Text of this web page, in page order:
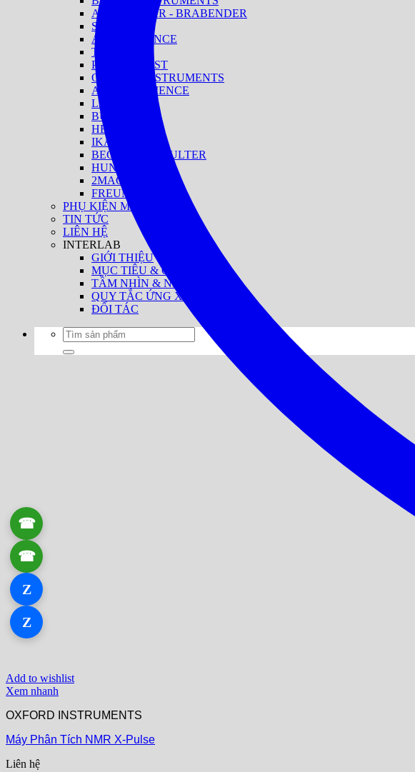
ANTON PAAR - BRABENDER
SIGHTLINE
AMS ALLIANCE
THERMO
PHARMATEST
OXFORD INSTRUMENTS
AVIDITY SCIENCE
LANDTEK
BURGHART
HELLMA
IKA
BECKMAN COULTER
HUNTERLAB
2MAG
FREUND
PHỤ KIỆN MÁY NIR
TIN TỨC
LIÊN HỆ
INTERLAB
GIỚI THIỆU
MỤC TIÊU & GIÁ TRỊ
TẦM NHÌN & NHIỆM VỤ
QUY TẮC ỨNG XỬ
ĐỐI TÁC
Tìm
kiếm:
Add to wishlist
Xem nhanh
OXFORD INSTRUMENTS
Máy Phân Tích NMR X-Pulse
Liên hệ
☎
☎
Z
Z